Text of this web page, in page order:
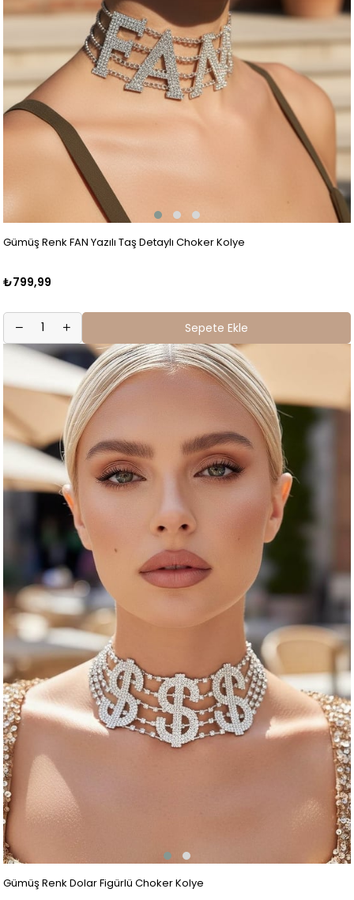
Gümüş Renk FAN Yazılı Taş Detaylı Choker Kolye
₺799,99
Sepete Ekle
Gümüş Renk Dolar Figürlü Choker Kolye